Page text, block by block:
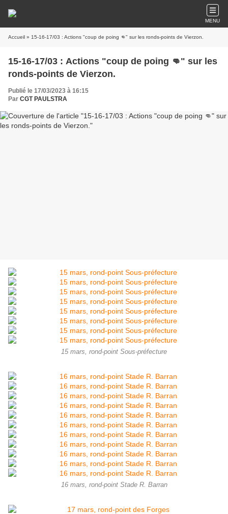
MENU
Accueil » 15-16-17/03 : Actions "coup de poing 👊" sur les ronds-points de Vierzon.
15-16-17/03 : Actions "coup de poing 👊" sur les
ronds-points de Vierzon.
Publié le 17/03/2023 à 16:15
Par CGT PAULSTRA
15 mars, rond-point Sous-préfecture
16 mars, rond-point Stade R. Barran